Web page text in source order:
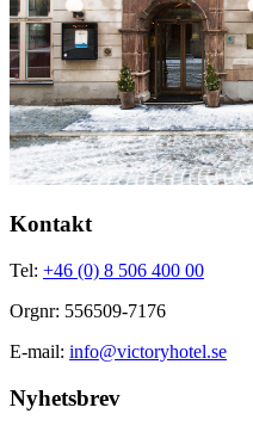
Kontakt
Tel: +46 (0) 8 506 400 00
Orgnr: 556509-7176
E-mail: info@victoryhotel.se
Nyhetsbrev